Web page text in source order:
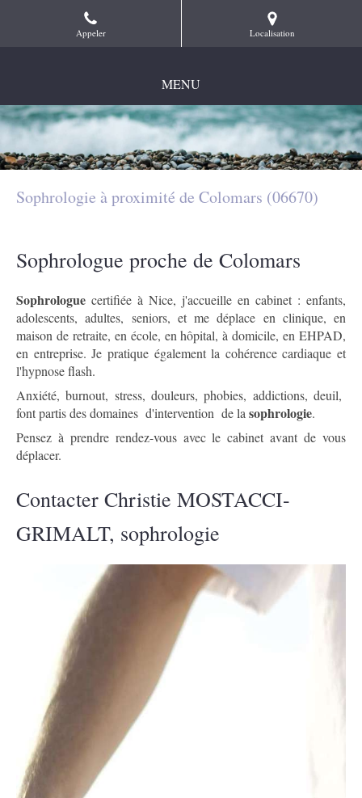
Appeler Localisation
MENU
Sophrologie à proximité de Colomars (06670)
Sophrologue proche de Colomars
Sophrologue certifiée à Nice, j'accueille en cabinet : enfants,
adolescents, adultes, seniors, et me déplace en clinique, en
maison de retraite, en école, en hôpital, à domicile, en EHPAD,
en entreprise. Je pratique également la cohérence cardiaque et
l'hypnose flash.
Anxiété, burnout, stress, douleurs, phobies, addictions, deuil,
font partis des domaines d'intervention de la sophrologie.
Pensez à prendre rendez-vous avec le cabinet avant de vous
déplacer.
Contacter Christie MOSTACCI-
GRIMALT, sophrologie